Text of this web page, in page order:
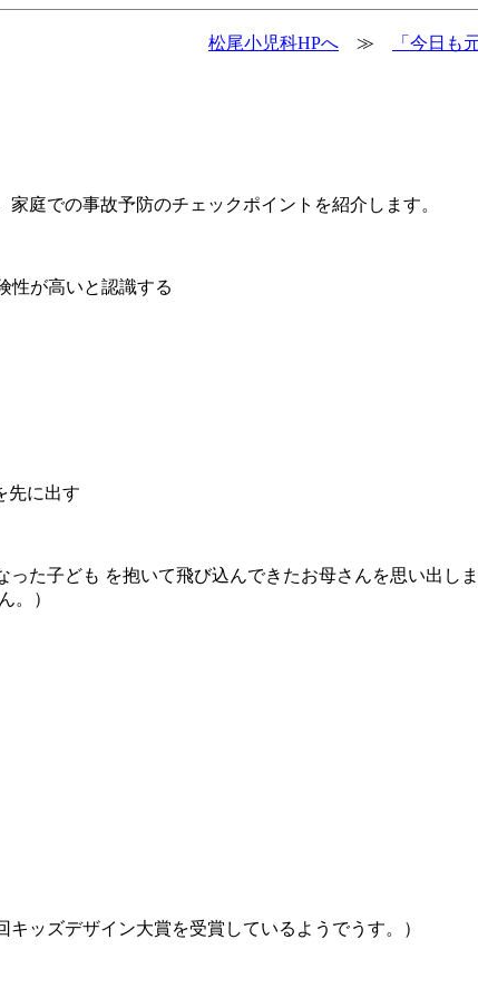
松尾小児科HPへ ≫ 「今日も
庭での事故予防のチェックポイントを紹介します。
性が高いと認識する
先に出す
った子ども を抱いて飛び込んできたお母さんを思い出し
。）
ッズデザイン大賞を受賞しているようでうす。）